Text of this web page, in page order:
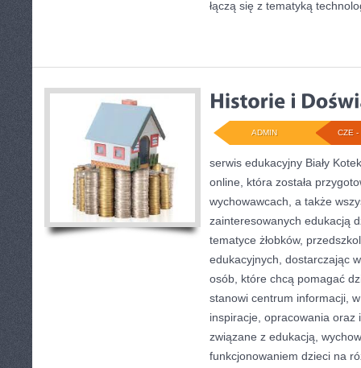
łączą się z tematyką
CZE -
ADMIN
serwis edukacyjny Biały
online, która została
wychowawcach, a także
zainteresowanych edukacją
tematyce żłobków,
edukacyjnych, dostarczając
osób, które chcą pomagać
stanowi centrum informacji,
inspiracje, opracowania oraz
związane z edukacją,
funkcjonowaniem dzieci na